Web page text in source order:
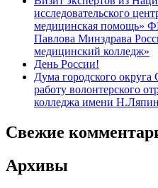
исследовательского
медицинская
Павлова Минздрава
медицинский колледж»
День России!
Дума городского
работу волонтерского
колледжа имени
Свежие
Архивы